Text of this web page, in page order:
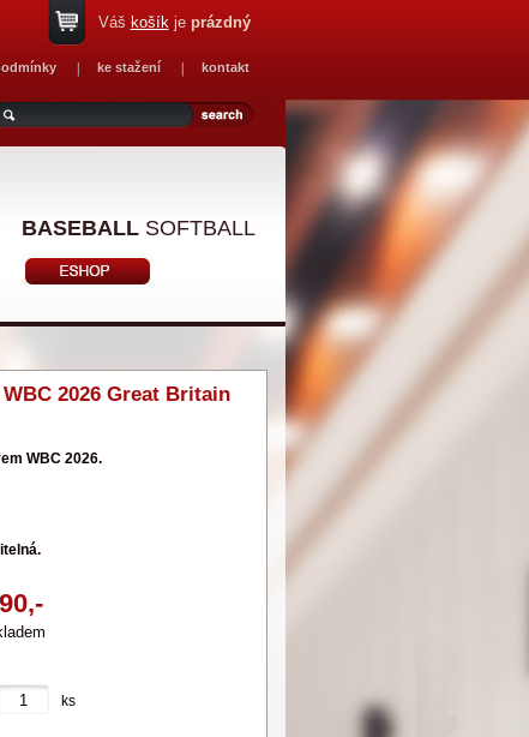
ke stažení kontakt
Váš košíkje prázdný
BASEBALLSOFTBALL
2026 Great Britain
WBC 2026.
ks